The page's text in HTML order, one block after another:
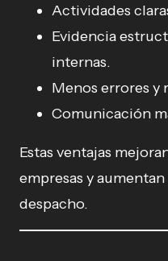
Actividades
Evidencia
internas.
Menos errores y
Comunicación
Estas ventajas
empresas y
despacho.